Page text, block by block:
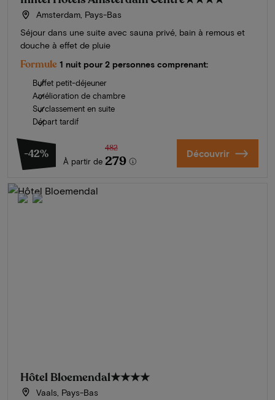
Amsterdam, Pays-Bas
Séjour dans une suite avec sauna privé, bain à remous et
douche à effet de pluie
Formule 1 nuit pour 2 personnes comprenant:
Buffet petit-déjeuner
Amélioration de chambre
Surclassement en suite
Départ tardif
-42%
À partir de
482
279 Découvrir
Hôtel Bloemendal★★★★
Vaals, Pays-Bas